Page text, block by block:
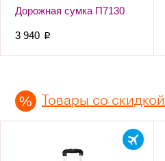
Дорожная сумка П7130
3 940 p
Товары со скидкой